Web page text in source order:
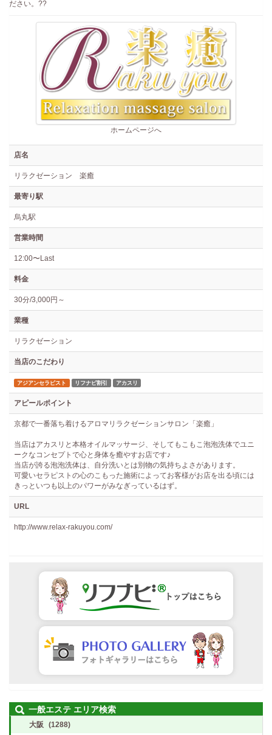
ださい。??
ホームページへ
店名
リラクゼーション 楽癒
最寄り駅
烏丸駅
営業時間
12:00〜Last
料金
30分/3,000円～
業種
リラクゼーション
当店のこだわり
アジアンセラピスト リフナビ割引 アカスリ
アピールポイント
京都で一番落ち着けるアロマリラクゼーションサロン「楽癒」
当店はアカスリと本格オイルマッサージ、そしてもこもこ泡泡洗体でユニ
ークなコンセプトで心と身体を癒やすお店です♪
当店が誇る泡泡洗体は、自分洗いとは別物の気持ちよさがあります。
可愛いセラピストの心のこもった施術によってお客様がお店を出る頃には
きっといつも以上のパワーがみなぎっているはず。
URL
http://www.relax-rakuyou.com/
一般エステ エリア検索
大阪
(1288)